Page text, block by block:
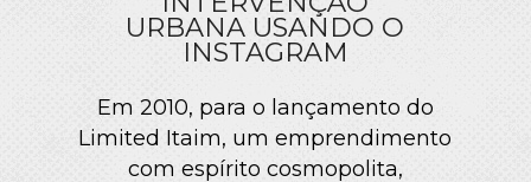
URBANA USANDO O
INSTAGRAM
Em 2010, para o lançamento do
Limited Itaim, um emprendimento
com espírito cosmopolita,